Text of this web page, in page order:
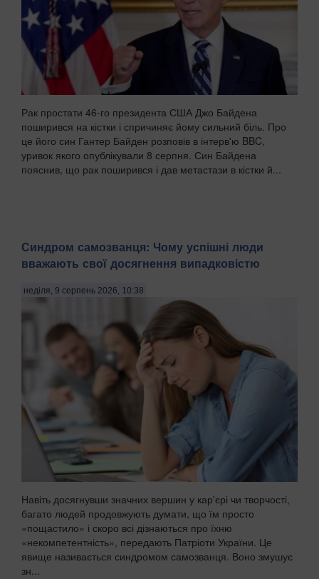
Рак простати 46-го президента США Джо Байдена
поширився на кістки і спричиняє йому сильний біль. Про
це його син Гантер Байден розповів в інтерв'ю BBC,
уривок якого опублікували 8 серпня. Син Байдена
пояснив, що рак поширився і дав метастази в кістки й...
Синдром самозванця: Чому успішні люди
вважають свої досягнення випадковістю
неділя, 9 серпень 2026, 10:38
Навіть досягнувши значних вершин у кар'єрі чи творчості,
багато людей продовжують думати, що їм просто
«пощастило» і скоро всі дізнаються про їхню
«некомпетентність», передають Патріоти України. Це
явище називається синдромом самозванця. Воно змушує
зн...